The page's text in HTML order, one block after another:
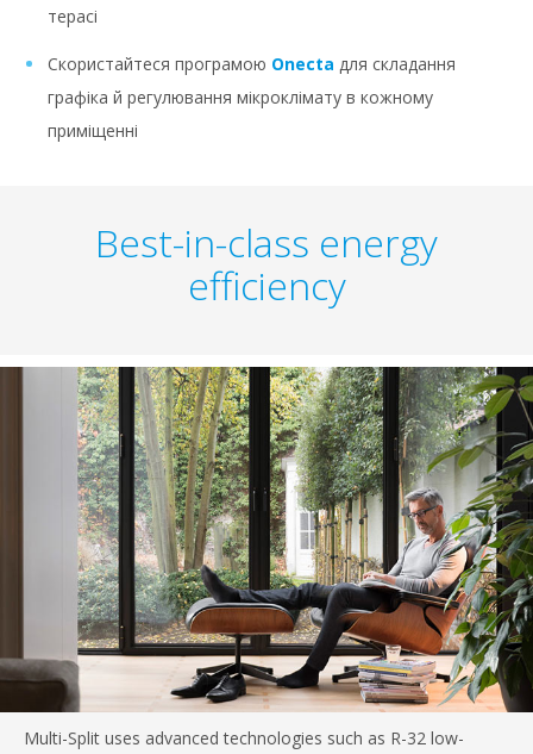
терасі
Скористайтеся програмою Onecta для складання
графіка й регулювання мікроклімату в кожному
приміщенні
Best-in-class energy
efficiency
Multi-Split uses advanced technologies such as R-32 low-